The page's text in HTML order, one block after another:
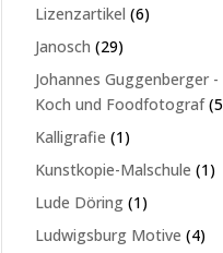
Lizenzartikel 66
Janosch 2929
Produkte
Johannes Guggenberger -
Koch und Foodfotograf 5
Kalligrafie 11
Produkt
Kunstkopie-Malschule 11
Lude Döring 11
Produkt
Ludwigsburg Motive 44